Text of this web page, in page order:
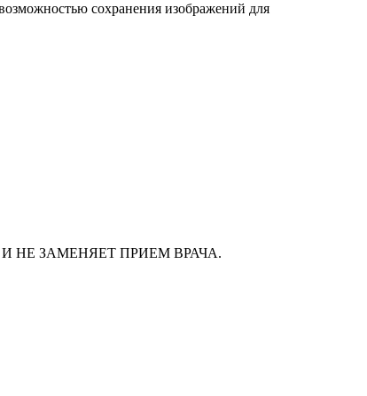
сохранения изображений для
НЕ ЗАМЕНЯЕТ ПРИЕМ ВРАЧА.